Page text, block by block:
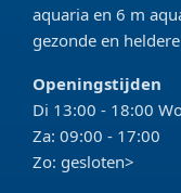
aquaria en 6 m
gezonde en
Openingstijden
Di 13:00 - 18:00
Za: 09:00 - 17:00
Zo: gesloten>